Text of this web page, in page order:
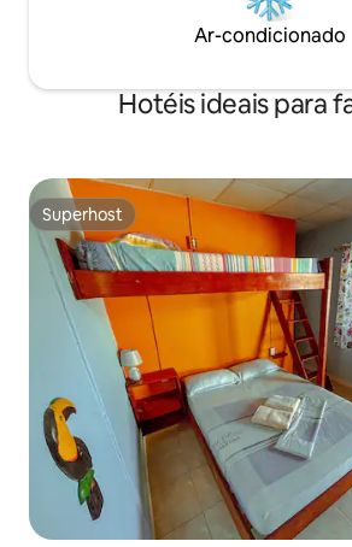
Ar-condicionado
Hotéis ideais para
Superhost
Superhost